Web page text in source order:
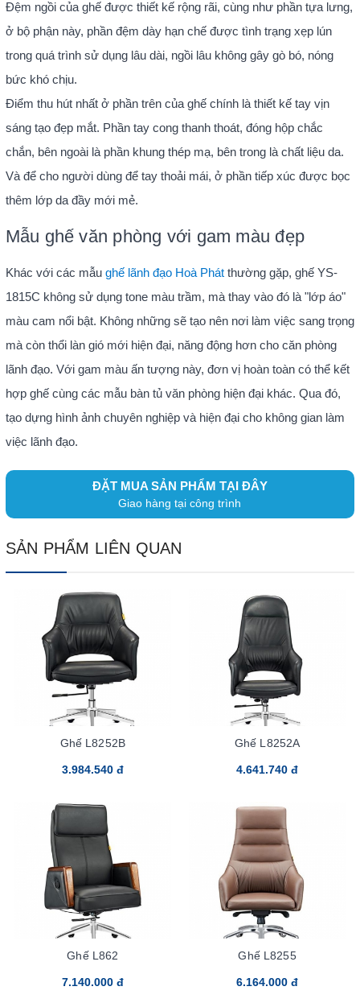
Đệm ngồi của ghế được thiết kế rộng rãi, cùng như phần tựa lưng,
ở bộ phận này, phần đệm dày hạn chế được tình trạng xẹp lún
trong quá trình sử dụng lâu dài, ngồi lâu không gây gò bó, nóng
bức khó chịu.
Điểm thu hút nhất ở phần trên của ghế chính là thiết kế tay vịn
sáng tạo đẹp mắt. Phần tay cong thanh thoát, đóng hộp chắc
chắn, bên ngoài là phần khung thép mạ, bên trong là chất liệu da.
Và để cho người dùng để tay thoải mái, ở phần tiếp xúc được bọc
thêm lớp da đầy mới mẻ.
Mẫu ghế văn phòng với gam màu đẹp
Khác với các mẫu ghế lãnh đạo Hoà Phátthường gặp, ghế YS-
1815C không sử dụng tone màu trầm, mà thay vào đó là "lớp áo"
màu cam nổi bật. Không những sẽ tạo nên nơi làm việc sang trọng
mà còn thổi làn gió mới hiện đại, năng động hơn cho căn phòng
lãnh đạo. Với gam màu ấn tượng này, đơn vị hoàn toàn có thể kết
hợp ghế cùng các mẫu bàn tủ văn phòng hiện đại khác. Qua đó,
tạo dựng hình ảnh chuyên nghiệp và hiện đại cho không gian làm
việc lãnh đạo.
ĐẶT MUA SẢN PHẨM TẠI ĐÂY
Giao hàng tại công trình
SẢN PHẨM LIÊN QUAN
Ghế L8252B
3.984.540 đ
Ghế L8252A
4.641.740 đ
Ghế L862
7.140.000 đ
Ghế L8255
6.164.000 đ